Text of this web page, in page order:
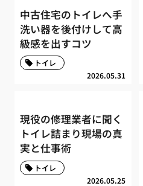
中古住宅のトイレへ手
洗い器を後付けして高
級感を出すコツ
2026.05.31
トイレ
現役の修理業者に聞く
トイレ詰まり現場の真
実と仕事術
2026.05.25
トイレ